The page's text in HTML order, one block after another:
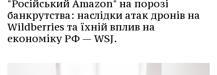
"Російський Amazon" на порозі
банкрутства: наслідки атак дронів на
Wildberries та їхній вплив на
економіку РФ — WSJ.